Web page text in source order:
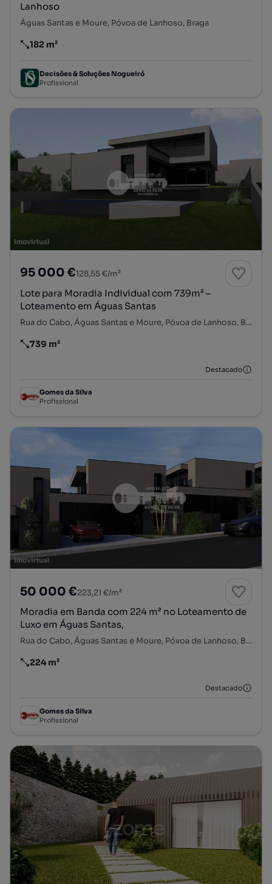
Lanhoso
Águas Santas e Moure, Póvoa de Lanhoso, Braga
Preço por metro quadrado
182 m²
Decisões & Soluções Nogueiró
Profissional
95 000 €128,55 €/m²
Lote para Moradia Individual com 739m² –
Loteamento em Águas Santas
Rua do Cabo, Águas Santas e Moure, Póvoa de Lanhoso, Braga
Preço por metro quadrado
739 m²
Destacado
Gomes da Silva
Profissional
50 000 €223,21 €/m²
Moradia em Banda com 224 m² no Loteamento de
Luxo em Águas Santas,
Rua do Cabo, Águas Santas e Moure, Póvoa de Lanhoso, Braga
Preço por metro quadrado
224 m²
Destacado
Gomes da Silva
Profissional